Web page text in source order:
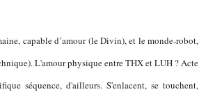
capable d’amour (le Divin), et le monde-robot,
L'amour physique entre THX et LUH ? Acte
séquence, d'ailleurs. S'enlacent, se touchent,